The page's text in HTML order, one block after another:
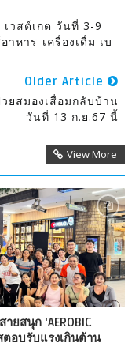
วสต์เกต วันที่ 3-9
หาร-เครื่องเดื่ม เบ
Older Article
ยสมองเสื่อมกลับบ้าน
วันที่ 13 ก.ย.67 นี้
View More
สนุก ‘AEROBIC
ตอบรับแรงเกินต้าน